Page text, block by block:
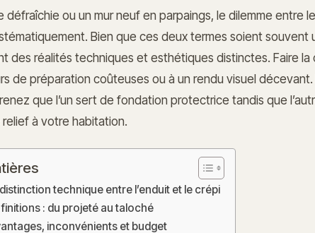
défraîchie ou un mur neuf en parpaings, le dilemme entre
Bien que ces deux termes soient souvent
des réalités techniques et esthétiques distinctes. Faire
de préparation coûteuses ou à un rendu visuel
que l’un sert de fondation protectrice tandis que
à votre habitation.
technique entre l’enduit et le crépi
: du projeté au taloché
inconvénients et budget